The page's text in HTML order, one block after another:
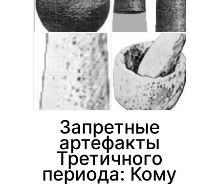
Запретные
артефакты
Третичного
периода: Кому